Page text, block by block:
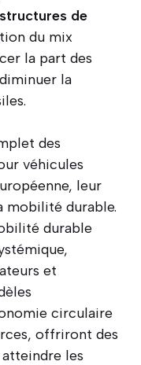
de
du mix
la part des
la
durable
et
circulaire
offriront des
les